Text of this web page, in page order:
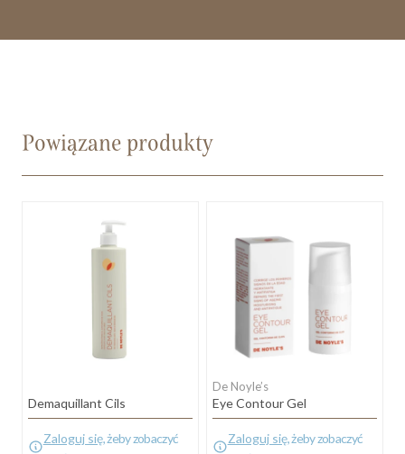
Powiązane produkty
Demaquillant Cils
Zaloguj się, żeby zobaczyć
De Noyle’s
Eye Contour Gel
Zaloguj się, żeby zobaczyć